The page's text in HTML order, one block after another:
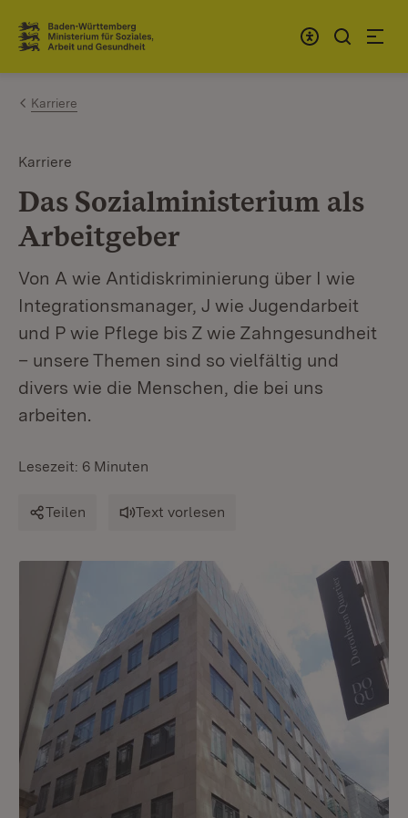
Zum Inhalt springen
Link zur Startseite
Karriere
Karriere
Das Sozialministerium als
Arbeitgeber
Von A wie Antidiskriminierung über I wie
Integrationsmanager, J wie Jugendarbeit
und P wie Pflege bis Z wie Zahngesundheit
– unsere Themen sind so vielfältig und
divers wie die Menschen, die bei uns
arbeiten.
Lesezeit: 6 Minuten
Teilen Text vorlesen